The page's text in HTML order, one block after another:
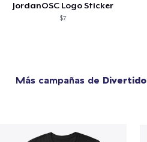
JordanOSC Logo Sticker
$7
Más campañas de Divertido